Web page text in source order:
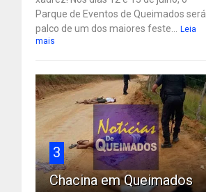
Parque de Eventos de Queimados será
palco de um dos maiores feste...
Leia
mais
3
Chacina em Queimados